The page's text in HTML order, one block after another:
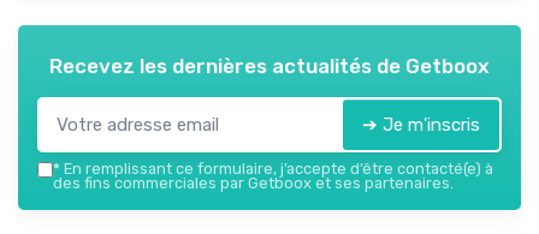
Recevez les dernières actualités de Getboox
➔ Je m'inscris
* En remplissant ce formulaire, j’accepte d’être contacté(e) à
des fins commerciales par Getboox et ses partenaires.